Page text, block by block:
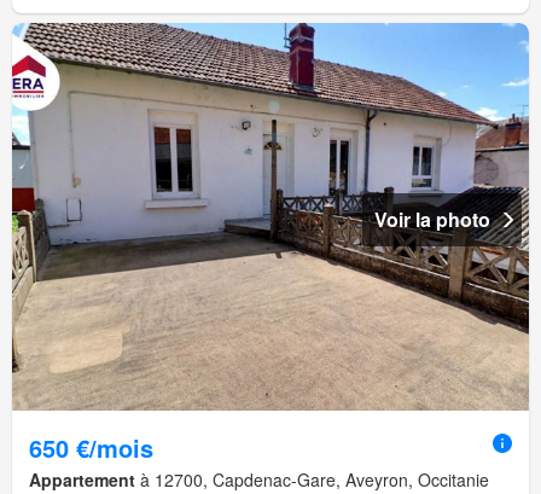
Voir la photo
650 €/mois
Appartement à 12700, Capdenac-Gare, Aveyron, Occitanie